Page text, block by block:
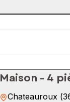
Maison - 4
Chateauroux (